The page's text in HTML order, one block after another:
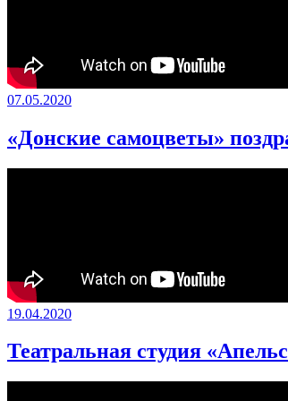
07.05.2020
«Донские самоцветы»
19.04.2020
Театральная студия